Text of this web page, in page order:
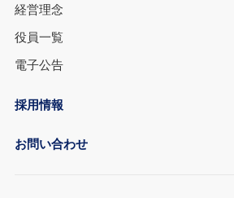
経営理念
役員一覧
電子公告
採用情報
お問い合わせ